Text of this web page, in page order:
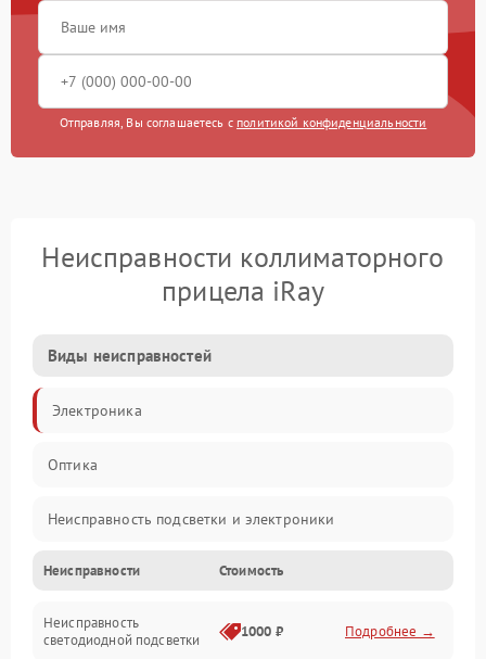
Отправляя, Вы соглашаетесь с политикой конфиденциальности
Неисправности коллиматорного
прицела iRay
Виды неисправностей
Электроника
Оптика
Неисправность подсветки и электроники
Неисправность изображения
Электропитание
Неисправности Стоимость
Неисправность
светодиодной подсветки
1000 ₽ Подробнее →